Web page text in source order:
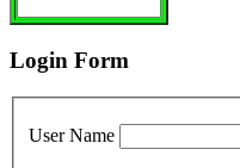
Login Form
User Name